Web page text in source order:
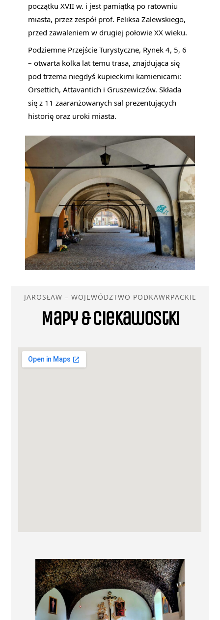
początku XVII w. i jest pamiątką po ratowniu
miasta, przez zespół prof. Feliksa Zalewskiego,
przed zawaleniem w drugiej połowie XX wieku.
Podziemne Przejście Turystyczne, Rynek 4, 5, 6
– otwarta kolka lat temu trasa, znajdująca się
pod trzema niegdyś kupieckimi kamienicami:
Orsettich, Attavantich i Gruszewiczów. Składa
się z 11 zaaranżowanych sal prezentujących
historię oraz uroki miasta.
JAROSŁAW – WOJEWÓDZTWO PODKAWRPACKIE
Mapy & ciekawostki